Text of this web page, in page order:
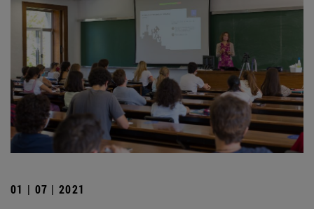
01 | 07 | 2021